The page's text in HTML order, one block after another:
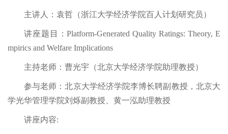
主讲人：袁哲（浙江大学经济学院百人计划研究员）
讲座题目：Platform-Generated Quality Ratings: Theory, E
mpirics and Welfare Implications
主持老师：曹光宇（北京大学经济学院助理教授）
参与老师：北京大学经济学院李博长聘副教授，北京大
学光华管理学院刘烁副教授、黄一泓助理教授
讲座内容: